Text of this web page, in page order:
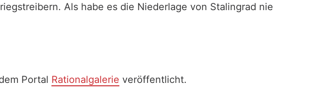
Als habe es die Niederlage von Stalingrad nie
Portal Rationalgalerie veröffentlicht.